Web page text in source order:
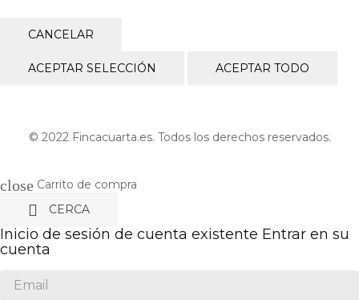
CANCELAR
ACEPTAR SELECCIÓN ACEPTAR TODO
© 2022 Fincacuarta.es. Todos los derechos reservados.
close Carrito de compra
 CERCA
Inicio de sesión de cuenta existente Entrar en su
cuenta